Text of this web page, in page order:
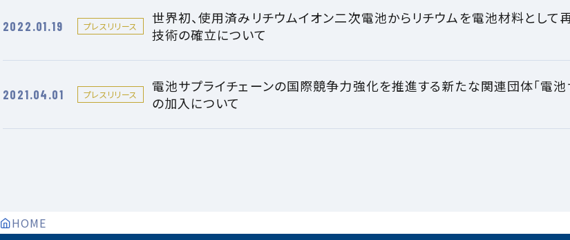
2022.01.19 プレスリリース
世界初、使用済みリチウムイオン二次電池からリチウムを電池材料として
技術の確立について
2021.04.01 プレスリリース
電池サプライチェーンの国際競争力強化を推進する新たな関連団体「電池
の加入について
HOME